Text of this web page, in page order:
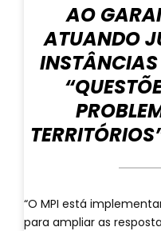
AO
ATUANDO
INSTÂNCIAS
“O MPI está
para ampliar as